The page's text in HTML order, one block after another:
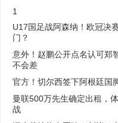
1
U17国足战阿森纳！欧冠决
门？
意外！赵鹏公开点名认可郑
不会差
官方！切尔西签下阿根廷国
曼联500万先生确定出租，
战